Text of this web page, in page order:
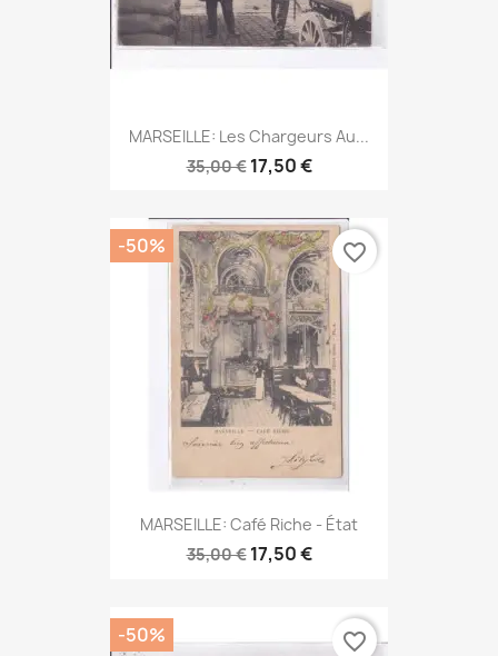
MARSEILLE: Les Chargeurs Au...
35,00 € 17,50 €
MARSEILLE: Café Riche - État
35,00 € 17,50 €
-50% favorite_border
-50% favorite_border